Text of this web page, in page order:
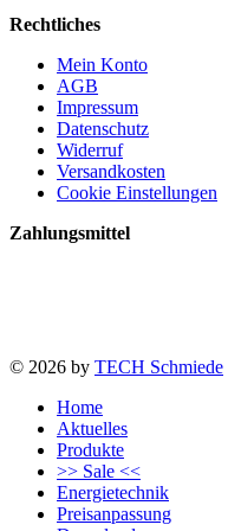
Rechtliches
Mein Konto
AGB
Impressum
Datenschutz
Widerruf
Versandkosten
Cookie Einstellungen
Zahlungsmittel
© 2026 by TECH Schmiede
Home
Aktuelles
Produkte
>> Sale <<
Energietechnik
Preisanpassung